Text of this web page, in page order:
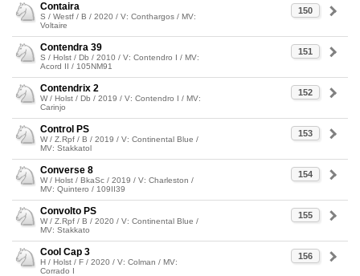
150
Contaira
S / Westf / B / 2020 / V: Conthargos / MV:
Voltaire
151
Contendra 39
S / Holst / Db / 2010 / V: Contendro I / MV:
Acord II / 105NM91
152
Contendrix 2
W / Holst / Db / 2019 / V: Contendro I / MV:
Carinjo
153
Control PS
W / Z.Rpf / B / 2019 / V: Continental Blue /
MV: Stakkatol
154
Converse 8
W / Holst / BkaSc / 2019 / V: Charleston /
MV: Quintero / 109II39
155
Convolto PS
W / Z.Rpf / B / 2020 / V: Continental Blue /
MV: Stakkato
156
Cool Cap 3
H / Holst / F / 2020 / V: Colman / MV:
Corrado I